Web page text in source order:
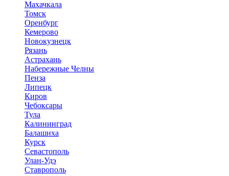
Махачкала
Томск
Оренбург
Кемерово
Новокузнецк
Рязань
Астрахань
Набережные Челны
Пенза
Липецк
Киров
Чебоксары
Тула
Калининград
Балашиха
Курск
Севастополь
Улан-Удэ
Ставрополь